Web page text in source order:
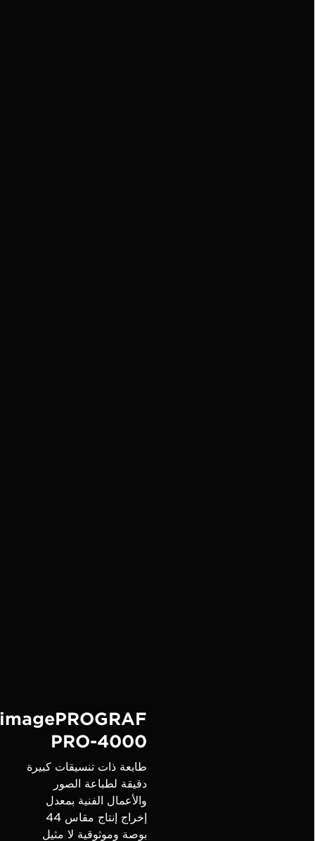
imagePROGRAF
PRO-4000
طابعة ذات تنسيقات كبيرة
دقيقة لطباعة الصور
والأعمال الفنية بمعدل
إخراج إنتاج مقاس 44
بوصة وموثوقية لا مثيل